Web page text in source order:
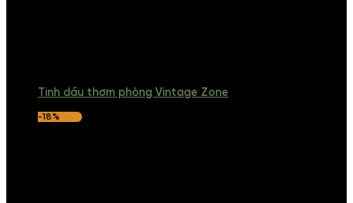
Tinh dầu thơm phòng Vintage Zone
-18%